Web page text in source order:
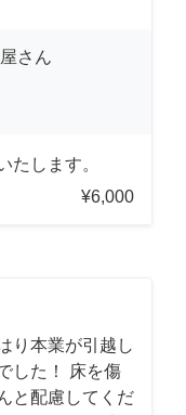
さん
たします。
¥6,000
り本業が引越し
した！ 床を傷
と配慮してくだ